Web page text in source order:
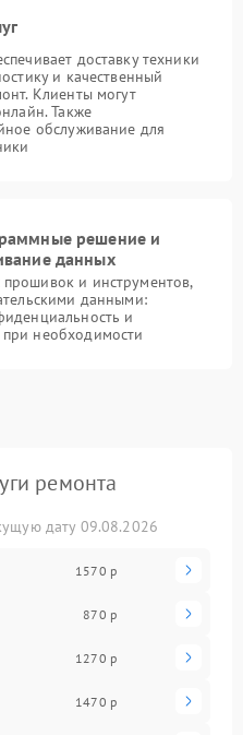
доставку техники
и качественный
Клиенты могут
Также
обслуживание для
решение и
данных
и инструментов,
данными:
и
необходимости
ремонта
дату 09.08.2026
1570 р
870 р
1270 р
1470 р